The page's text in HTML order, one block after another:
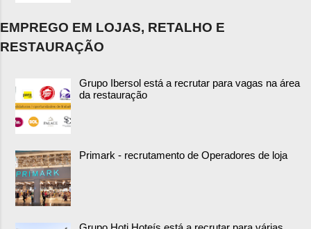
EMPREGO EM LOJAS, RETALHO E
RESTAURAÇÃO
Grupo Ibersol está a recrutar para vagas na área
da restauração
Primark - recrutamento de Operadores de loja